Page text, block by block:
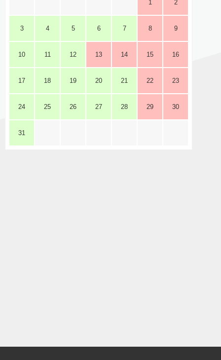
1 2
3 4 5 6 7 8 9
10 11 12 13 14 15 16
17 18 19 20 21 22 23
24 25 26 27 28 29 30
31